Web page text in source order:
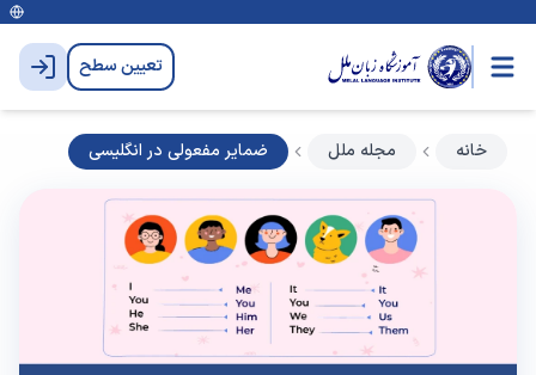
تعیین سطح
خانه مجله ملل ضمایر مفعولی در انگلیسی